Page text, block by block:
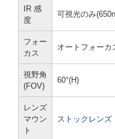
IR 感
度
可視光のみ
フォー
カス
オートフォーカ
視野角
(FOV)
60°(H)
レンズ
マウン
ト
ストックレンズ